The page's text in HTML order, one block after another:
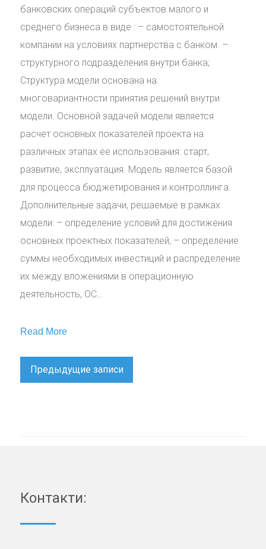
банковских операций субъектов малого и
среднего бизнеса в виде : – самостоятельной
компании на условиях партнерства с банком. –
структурного подразделения внутри банка;
Структура модели основана на
многовариантности принятия решений внутри
модели. Основной задачей модели является
расчет основных показателей проекта на
различных этапах ее использования: старт,
развитие, эксплуатация. Модель является базой
для процесса бюджетирования и контроллинга.
Дополнительные задачи, решаемые в рамках
модели: – определение условий для достижения
основных проектных показателей; – определение
суммы необходимых инвестиций и распределение
их между вложениями в операционную
деятельность, ОС…
Read More
Предыдущие записи
Контакти: